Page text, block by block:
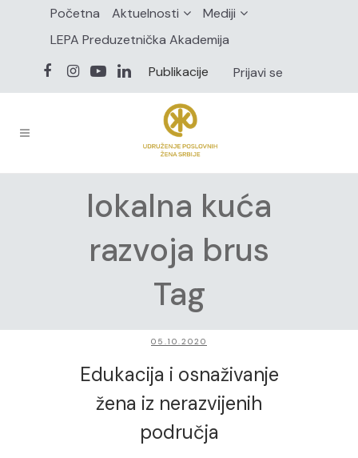
Početna Aktuelnosti
Mediji
LEPA Preduzetnička Akademija
Publikacije
Prijavi se
lokalna kuća
razvoja brus
Tag
05.10.2020
Edukacija i osnaživanje
žena iz nerazvijenih
područja